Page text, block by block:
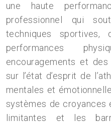
une haute
professionnel qui
techniques sportives,
performances
encouragements et
sur l’état d’esprit de
mentales et
systèmes de croyances
limitantes et les